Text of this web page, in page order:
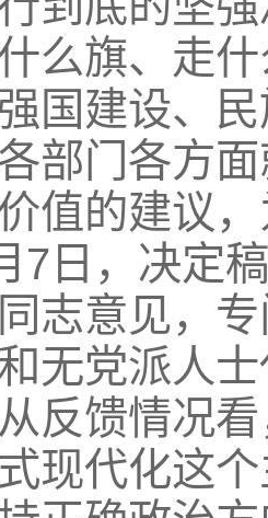
么旗、走
国建设、
部门各方
值的建议
7日，决定
志意见，
无党派人
反馈情况
现代化这